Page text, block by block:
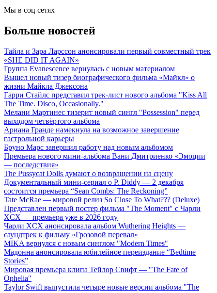
Мы в соц сетях
Больше новостей
Тайла и Зара Ларссон анонсировали первый совместный трек
«SHE DID IT AGAIN»
Группа Evanescence вернулась с новым материалом
Вышел новый тизер биографического фильма «Майкл» о
жизни Майкла Джексона
Гарри Стайлс представил трек-лист нового альбома "Kiss All
The Time. Disco, Occasionally."
Мелани Мартинес тизерит новый сингл "Possession" перед
выходом четвёртого альбома
Ариана Гранде намекнула на возможное завершение
гастрольной карьеры
Бруно Марс завершил работу над новым альбомом
Премьера нового мини-альбома Вани Дмитриенко «Эмоции
— последствия»
The Pussycat Dolls думают о возвращении на сцену
Документальный мини-сериал о P. Diddy — 2 декабря
состоится премьера “Sean Combs: The Reckoning”
Tate McRae — мировой релиз So Close To What??? (Deluxe)
Представлен первый постер фильма "The Moment" с Чарли
XCX — премьера уже в 2026 году
Чарли XCX анонсировала альбом Wuthering Heights —
саундтрек к фильму «Грозовой перевал»
MIKA вернулся с новым синглом "Modern Times"
Мадонна анонсировала юбилейное переиздание “Bedtime
Stories”
Мировая премьера клипа Тейлор Свифт — "The Fate of
Ophelia"
Taylor Swift выпустила четыре новые версии альбома "The